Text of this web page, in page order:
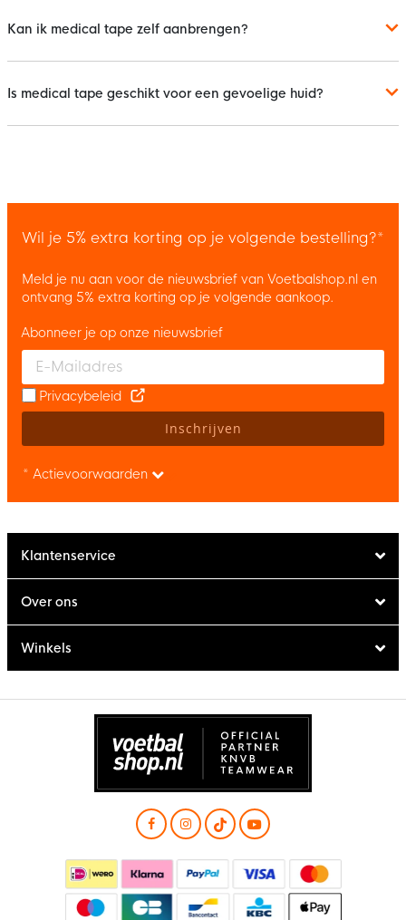
Kan ik medical tape zelf aanbrengen?
Is medical tape geschikt voor een gevoelige huid?
Wil je 5% extra korting op je volgende bestelling?*
Meld je nu aan voor de nieuwsbrief van Voetbalshop.nl en
ontvang 5% extra korting op je volgende aankoop.
Enter your email and accept the privacy policy to subscribe to
Abonneer je op onze nieuwsbrief
Privacybeleid
Inschrijven
* Actievoorwaarden
Klantenservice
Over ons
Winkels